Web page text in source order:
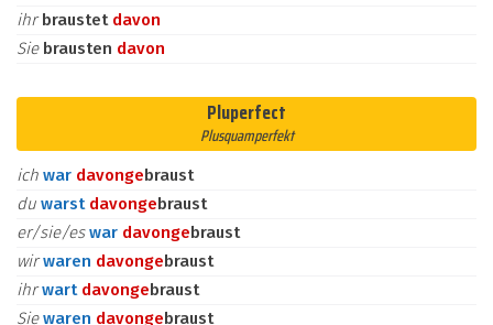
ihrbraustet davon
Sie brausten davon
Pluperfect
Plusquamperfekt
ich war davongebraust
du warst davongebraust
er/sie/eswar davongebraust
wirwaren davongebraust
ihrwart davongebraust
Siewaren davongebraust